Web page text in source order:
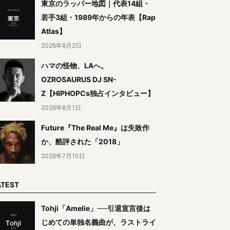
東京のラッパー地図｜代表14組・
若手3組・1989年からの年表【Rap
Atlas】
2026年8月2日
ハマの怪物、LAへ。
OZROSAURUS DJ SN-
Z【HIPHOPCs独占インタビュー】
2026年8月1日
Future『The Real Me』は失敗作
か、酷評された「2018」
2026年7月10日
Tohji「Amelie」──引退宣言後は
じめての単独名義曲が、ラストライ